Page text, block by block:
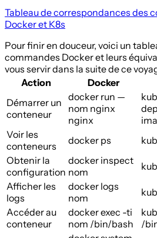
Tableau de correspondances des
Docker et K8s
Pour finir en douceur, voici un
commandes Docker et leurs
vous servir dans la suite de ce
Action
Docker
Démarrer un
conteneur
docker run —
nom nginx
nginx
Voir les
conteneurs
docker ps
Obtenir la
configuration
docker inspect
nom
Afficher les
logs
docker logs
nom
Accéder au
conteneur
docker exec -ti
nom /bin/bash
/